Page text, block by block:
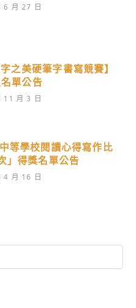
6 月 27 日
之美硬筆字書寫競賽】
單公告
11 月 3 日
等學校閱讀心得寫作比
」得獎名單公告
4 月 16 日